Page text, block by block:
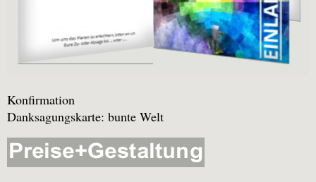
Konfirmation
Danksagungskarte: bunte Welt